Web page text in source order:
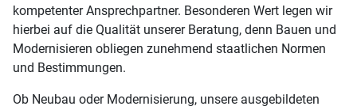
kompetenter Ansprechpartner. Besonderen Wert legen wir
hierbei auf die Qualität unserer Beratung, denn Bauen und
Modernisieren obliegen zunehmend staatlichen Normen
und Bestimmungen.
Ob Neubau oder Modernisierung, unsere ausgebildeten